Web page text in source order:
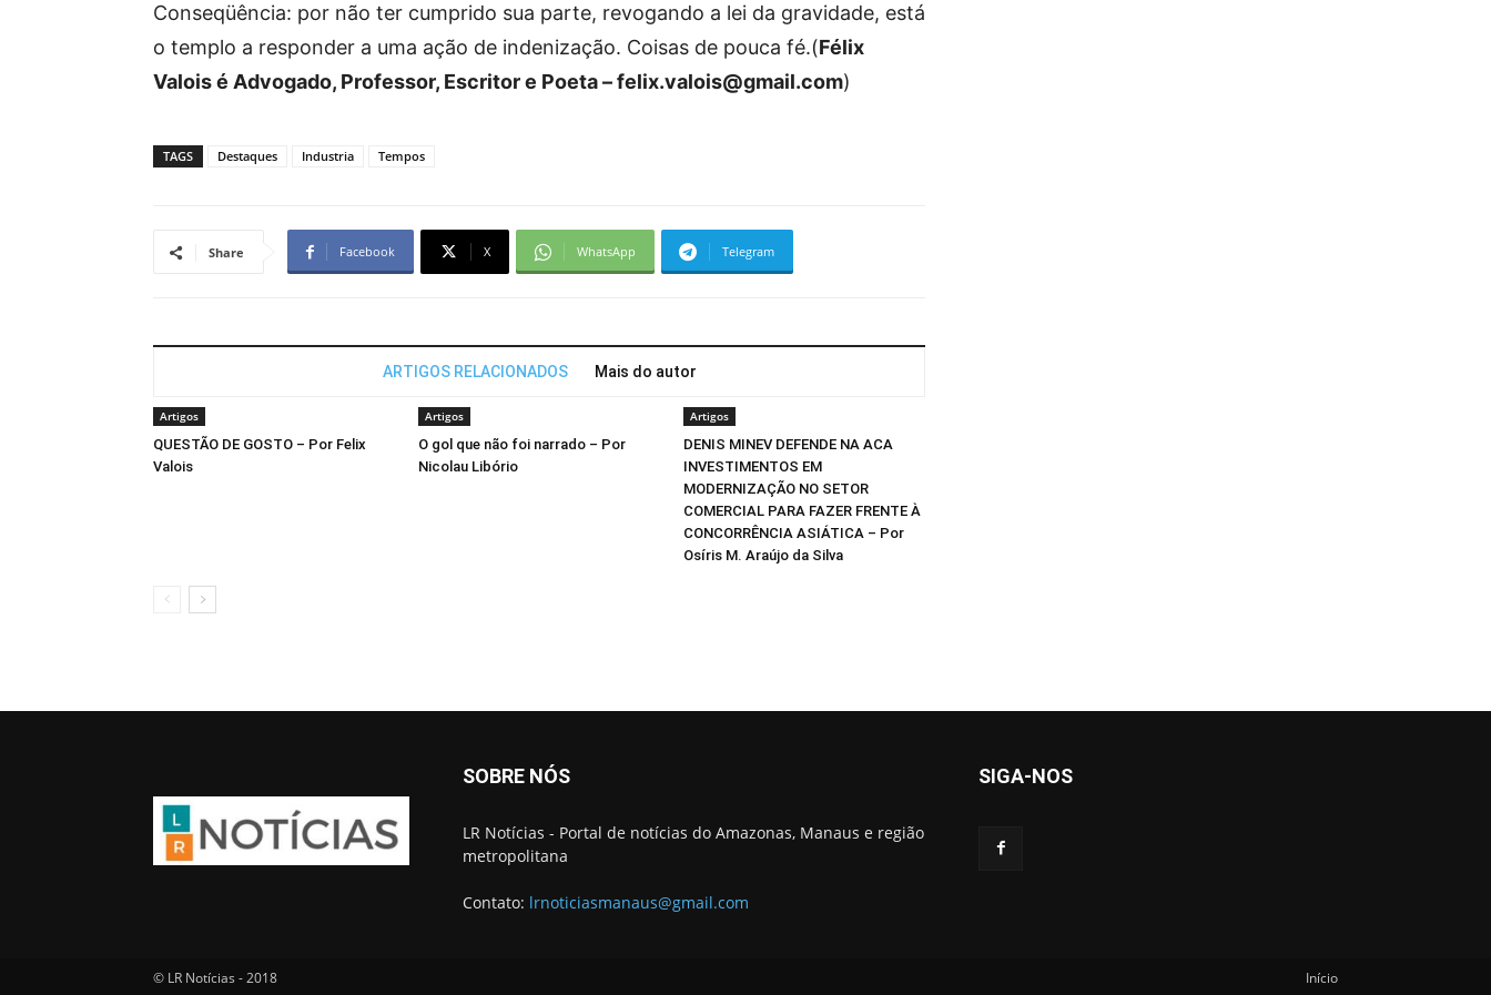
Conseqüência: por não ter cumprido sua parte, revogando a lei da gravidade, está
o templo a responder a uma ação de indenização. Coisas de pouca fé.(Félix
Valois é Advogado, Professor, Escritor e Poeta – felix.valois@gmail.com)
TAGS Destaques Industria Tempos
Share Facebook X WhatsApp Telegram
ARTIGOS RELACIONADOS Mais do autor
Artigos
QUESTÃO DE GOSTO – Por Felix
Valois
Artigos
O gol que não foi narrado – Por
Nicolau Libório
Artigos
DENIS MINEV DEFENDE NA ACA
INVESTIMENTOS EM
MODERNIZAÇÃO NO SETOR
COMERCIAL PARA FAZER FRENTE À
CONCORRÊNCIA ASIÁTICA – Por
Osíris M. Araújo da Silva
SOBRE NÓS
LR Notícias - Portal de notícias do Amazonas, Manaus e região
metropolitana
Contato: lrnoticiasmanaus@gmail.com
SIGA-NOS
Início
© LR Notícias - 2018